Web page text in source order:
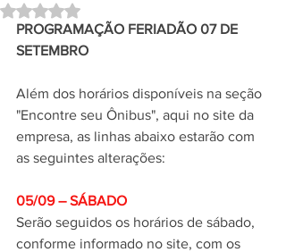
Avaliado com NaN de 5 estrelas.
PROGRAMAÇÃO FERIADÃO 07 DE
SETEMBRO
Além dos horários disponíveis na seção
"Encontre seu Ônibus", aqui no site da
empresa, as linhas abaixo estarão com
as seguintes alterações:
05/09 – SÁBADO
Serão seguidos os horários de sábado,
conforme informado no site, com os